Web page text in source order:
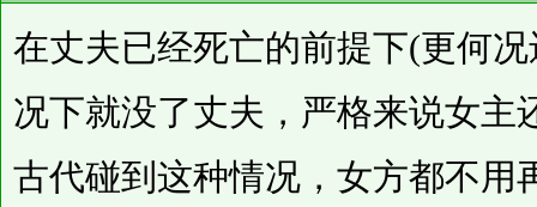
在丈夫已经死亡的前提下(更何
况下就没了丈夫，严格来说女主
古代碰到这种情况，女方都不用